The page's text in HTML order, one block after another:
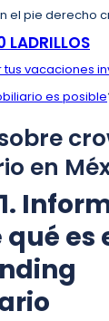
el pie derecho
LADRILLOS
tus vacaciones
es posible
en
es